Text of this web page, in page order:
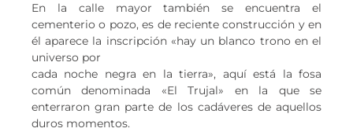
En la calle mayor también se encuentra el
cementerio o pozo, es de reciente construcción y en
él aparece la inscripción «hay un blanco trono en el
universo por
cada noche negra en la tierra», aquí está la fosa
común denominada «El Trujal» en la que se
enterraron gran parte de los cadáveres de aquellos
duros momentos.